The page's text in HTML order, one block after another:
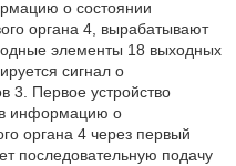
о состоянии
органа 4, вырабатывают
элементы 18 выходных
сигнал о
3. Первое устройство
информацию о
органа 4 через первый
последовательную подачу